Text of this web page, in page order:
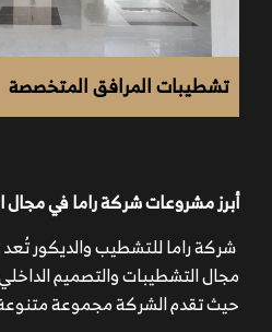
تشطيبات المرافق المتخصصة
أبرز مشروعات شركة راما في
شركة راما للتشطيب والديكور
مجال التشطيبات والتصميم
حيث تقدم الشركة مجموعة